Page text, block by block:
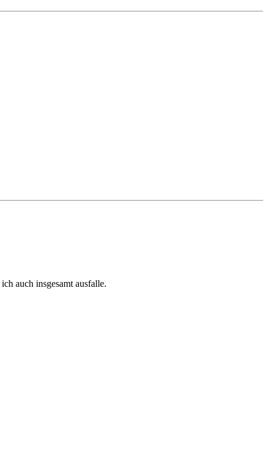
auch insgesamt ausfalle.